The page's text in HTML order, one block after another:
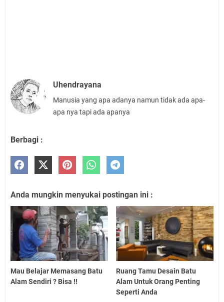
Uhendrayana
Manusia yang apa adanya namun tidak ada apa-
apa nya tapi ada apanya
Berbagi :
Anda mungkin menyukai postingan ini :
Mau Belajar Memasang Batu
Alam Sendiri ? Bisa !!
Ruang Tamu Desain Batu
Alam Untuk Orang Penting
Seperti Anda